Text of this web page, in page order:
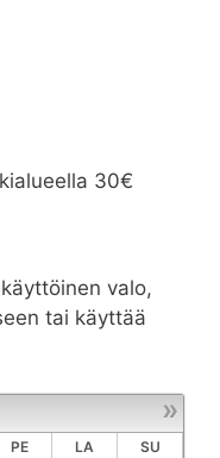
30€
valo,
tai käyttää
»
PE LA SU